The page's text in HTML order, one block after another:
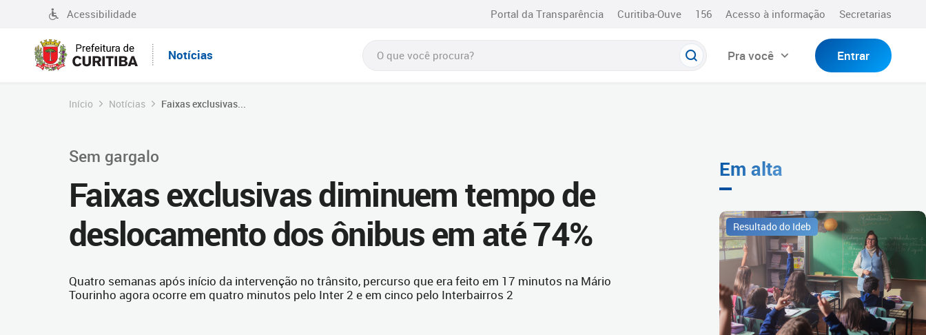
Acessibilidade Portal da Transparência Curitiba-Ouve 156 Acesso à informação Secretarias
Notícias Pra você Entrar
Início Notícias Faixas exclusivas...
Sem gargalo
Faixas exclusivas diminuem tempo de
deslocamento dos ônibus em até 74%
Quatro semanas após início da intervenção no trânsito, percurso que era feito em 17 minutos na Mário
Tourinho agora ocorre em quatro minutos pelo Inter 2 e em cinco pelo Interbairros 2
Em alta
Resultado do Ideb